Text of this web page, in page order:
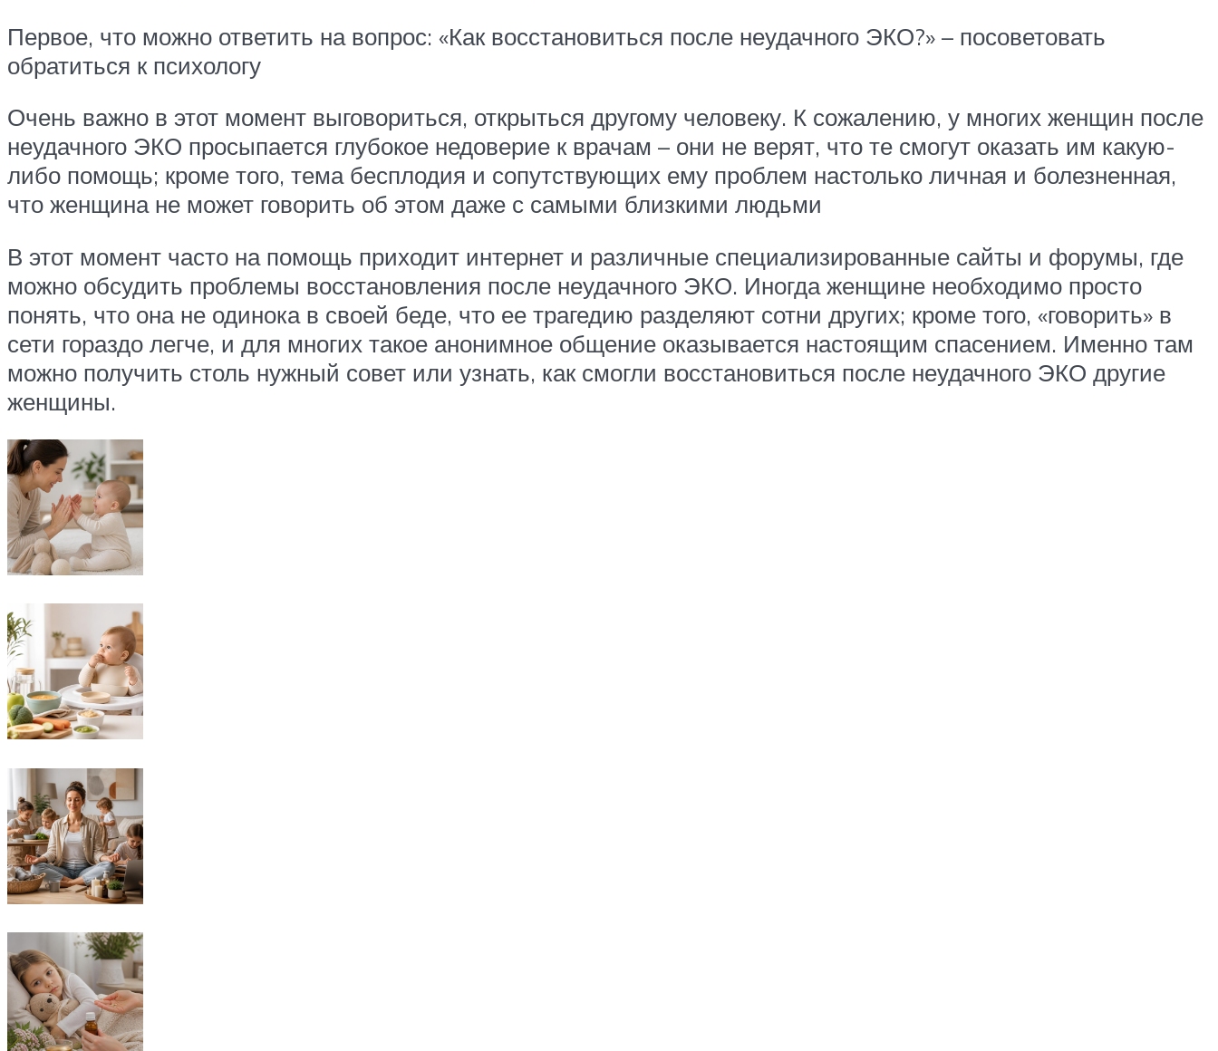
Первое, что можно ответить на вопрос: «Как восстановиться после неудачного ЭКО?» – посоветовать
обратиться к психологу
Очень важно в этот момент выговориться, открыться другому человеку. К сожалению, у многих женщин после
неудачного ЭКО просыпается глубокое недоверие к врачам – они не верят, что те смогут оказать им какую-
либо помощь; кроме того, тема бесплодия и сопутствующих ему проблем настолько личная и болезненная,
что женщина не может говорить об этом даже с самыми близкими людьми
В этот момент часто на помощь приходит интернет и различные специализированные сайты и форумы, где
можно обсудить проблемы восстановления после неудачного ЭКО. Иногда женщине необходимо просто
понять, что она не одинока в своей беде, что ее трагедию разделяют сотни других; кроме того, «говорить» в
сети гораздо легче, и для многих такое анонимное общение оказывается настоящим спасением. Именно там
можно получить столь нужный совет или узнать, как смогли восстановиться после неудачного ЭКО другие
женщины.